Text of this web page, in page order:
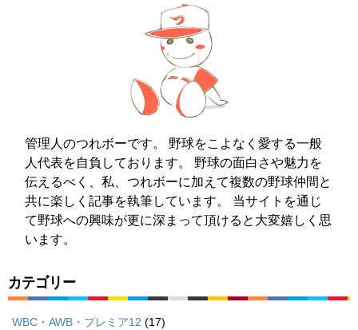
管理人のつれボーです。 野球をこよなく愛する一般
人代表を自負しております。 野球の面白さや魅力を
伝えるべく、私、つれボーに加えて複数の野球仲間と
共に楽しく記事を執筆しています。 当サイトを通じ
て野球への興味が更に深まって頂けると大変嬉しく思
います。
カテゴリー
WBC・AWB・プレミア12 (17)